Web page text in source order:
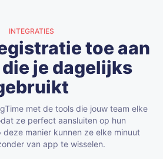
INTEGRATIES
toe aan
je dagelijks
met de tools die jouw team elke
ze perfect aansluiten op hun
deze manier kunnen ze elke minuut
van app te wisselen.